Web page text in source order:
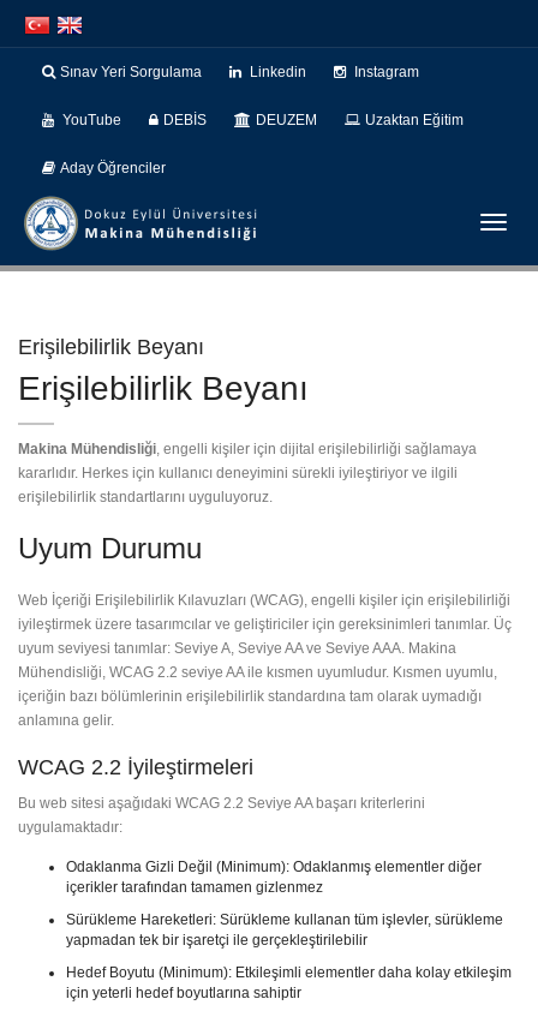
atla
atla
Sınav Yeri Sorgulama Linkedin Instagram
YouTube DEBİS DEUZEM Uzaktan Eğitim
Aday Öğrenciler
Erişilebilirlik Beyanı
Erişilebilirlik Beyanı
Makina Mühendisliği, engelli kişiler için dijital erişilebilirliği sağlamaya
kararlıdır. Herkes için kullanıcı deneyimini sürekli iyileştiriyor ve ilgili
erişilebilirlik standartlarını uyguluyoruz.
Uyum Durumu
Web İçeriği Erişilebilirlik Kılavuzları (WCAG), engelli kişiler için erişilebilirliği
iyileştirmek üzere tasarımcılar ve geliştiriciler için gereksinimleri tanımlar. Üç
uyum seviyesi tanımlar: Seviye A, Seviye AA ve Seviye AAA. Makina
Mühendisliği, WCAG 2.2 seviye AA ile kısmen uyumludur. Kısmen uyumlu,
içeriğin bazı bölümlerinin erişilebilirlik standardına tam olarak uymadığı
anlamına gelir.
WCAG 2.2 İyileştirmeleri
Bu web sitesi aşağıdaki WCAG 2.2 Seviye AA başarı kriterlerini
uygulamaktadır:
Odaklanma Gizli Değil (Minimum): Odaklanmış elementler diğer
içerikler tarafından tamamen gizlenmez
Sürükleme Hareketleri: Sürükleme kullanan tüm işlevler, sürükleme
yapmadan tek bir işaretçi ile gerçekleştirilebilir
Hedef Boyutu (Minimum): Etkileşimli elementler daha kolay etkileşim
için yeterli hedef boyutlarına sahiptir